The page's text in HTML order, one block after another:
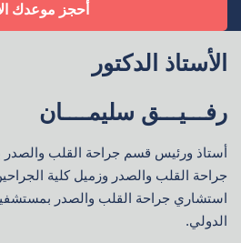
أحجز موعدك
الأستاذ الدكتور
رفـــيـــق سليمــــان
أستاذ ورئيس قسم جراحة القلب
جراحة القلب والصدر وزميل كلية الجراحين
استشاري جراحة القلب والصدر
الدولي.